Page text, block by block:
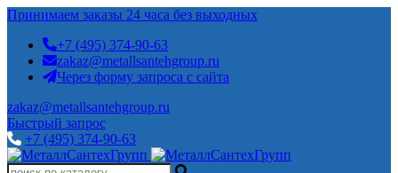
Принимаем заказы 24 часа без выходных
+7 (495) 374-90-63
zakaz@metallsantehgroup.ru
Через форму запроса с сайта
zakaz@metallsantehgroup.ru
Быстрый запрос
+7 (495) 374-90-63